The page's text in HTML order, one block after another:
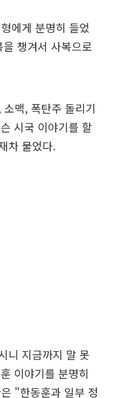
에게 분명히 들었
챙겨서 사복으로
맥, 폭탄주 돌리기
시국 이야기를 할
차 물었다.
니 지금까지 말 못
이야기를 분명히
"한동훈과 일부 정